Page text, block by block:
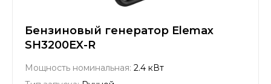
Бензиновый генератор Elemax
SH3200EX-R
Мощность номинальная: 2.4 кВт